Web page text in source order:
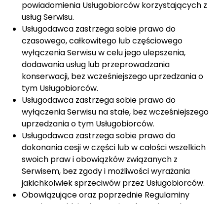
powiadomienia Usługobiorców korzystających z
usług Serwisu.
Usługodawca zastrzega sobie prawo do
czasowego, całkowitego lub częściowego
wyłączenia Serwisu w celu jego ulepszenia,
dodawania usług lub przeprowadzania
konserwacji, bez wcześniejszego uprzedzania o
tym Usługobiorców.
Usługodawca zastrzega sobie prawo do
wyłączenia Serwisu na stałe, bez wcześniejszego
uprzedzania o tym Usługobiorców.
Usługodawca zastrzega sobie prawo do
dokonania cesji w części lub w całości wszelkich
swoich praw i obowiązków związanych z
Serwisem, bez zgody i możliwości wyrażania
jakichkolwiek sprzeciwów przez Usługobiorców.
Obowiązujące oraz poprzednie Regulaminy